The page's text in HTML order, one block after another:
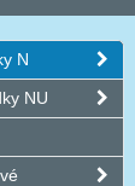
N
NU